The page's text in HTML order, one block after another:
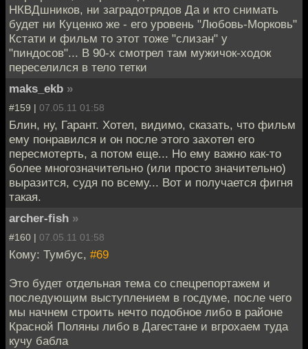
НКВДшников, ни заградотрядов Да и кто снимать
будет ни Куценко же - его уровень "Любовь-Морковь"
Кстати и фильм то этот тоже "слизан" у
"пиндосов"... В 90-х смотрел там мужичок-ходок
переселился в тело тетки
maks_ekb »
#159 | 07.05.11 01:58
Блин, ну, Гарант. Хотел, видимо, сказать, что фильм
ему понравился и он после этого захотел его
пересмотерть, а потом еще... Но ему важно как-то
более многозначительно (или просто значительно)
выразится, судя по всему... Вот и получается фигня
такая.
archer-fish »
#160 | 07.05.11 01:58
Кому: Тумбус, #69
Это будет отдельная тема со спецрепортажем и
последующим выступлением в госдуме, после чего
мы начнем строить нечто подобное либо в районе
Красной Поляны либо в Дагестане и вгрохаем туда
кучу бабла